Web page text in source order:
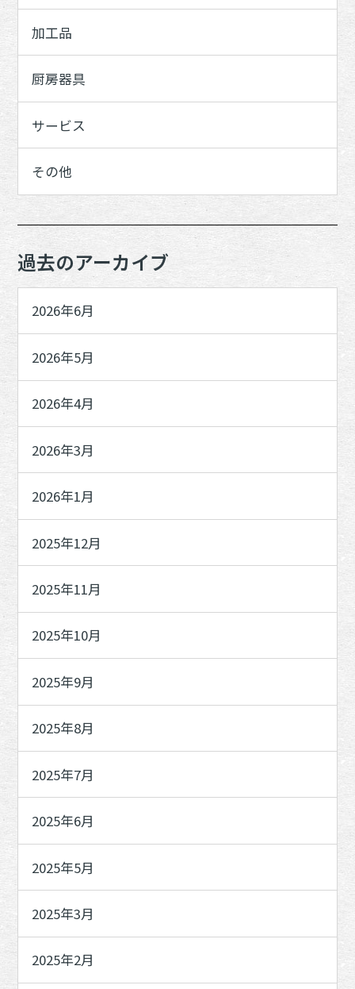
加工品
厨房器具
サービス
その他
過去のアーカイブ
2026年6月
2026年5月
2026年4月
2026年3月
2026年1月
2025年12月
2025年11月
2025年10月
2025年9月
2025年8月
2025年7月
2025年6月
2025年5月
2025年3月
2025年2月